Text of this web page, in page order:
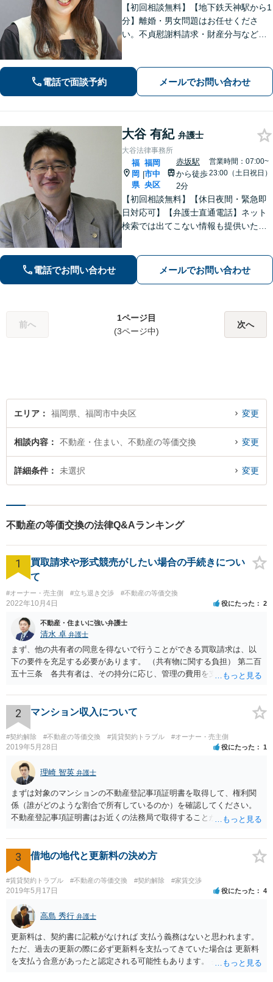
【初回相談無料】【地下鉄天神駅から1
分】離婚・男女問題はお任せくださ
い。不貞慰謝料請求・財産分与など金
ト。交通事故、企業法務のお困りごと
もご相談ください。
電話で面談予約 メールでお問い合わせ
大谷 有紀 弁護士
大谷法律事務所
福
岡
県
|
福岡
市中
央区
赤坂駅
から徒歩
2分
営業時間：07:00~
23:00（土日祝日）
【初回相談無料】【休日夜間・緊急即
日対応可】【弁護士直通電話】ネット
検索では出てこない情報も提供いたし
でも諦めずに是非一度ご相談くださ
い。【福岡市中央区赤坂駅徒歩２分】
電話でお問い合わせ メールでお問い合わせ
前へ
1ページ目
(3ページ中)
次へ
エリア 福岡県、福岡市中央区 変更
相談内容 不動産・住まい、不動産の等価交換 変更
詳細条件 未選択 変更
不動産の等価交換の法律Q&Aランキング
1
買取請求や形式競売がしたい場合の手続きについ
て
#オーナー・売主側 #立ち退き交渉 #不動産の等価交換
2022年10月4日 役にたった 2
不動産・住まいに強い弁護士
清水 卓 弁護士
まず、他の共有者の同意を得ないで行うことができる買取請求は、以
下の要件を充足する必要があります。 （共有物に関する負担） 第二百
五十三条 各共有者は、その持分に応じ、管理の費用を支払い、その
履行しないときは、他の共有者は、相当の償金を支払ってその者の持
分を取得することができる。 次に、共有物分割請求訴訟を提起した
場合、他の共有者と和解ができれば、その和解内容に基づき解決とな
り、和解ができなければ、判決による解決となります。 ただ、判決
による解決の場合も、ご事案に応じて分割の仕方などバリエーション
がいくつかあるため、一度、弁護士に直接相談し、アドバイスを受け
てみることもご検討下さい。
2 マンション収入について
#契約解除 #不動産の等価交換 #賃貸契約トラブル #オーナー・売主側
2019年5月28日 役にたった 1
理崎 智英 弁護士
まずは対象のマンションの不動産登記事項証明書を取得して、権利関
係（誰がどのような割合で所有しているのか）を確認してください。
不動産登記事項証明書はお近くの法務局で取得することが出来ます。
てたつをさんは権利をもっているので、相続分に応じた賃料収入をも
らう権利があります。
3 借地の地代と更新料の決め方
#賃貸契約トラブル #不動産の等価交換 #契約解除 #家賃交渉
2019年5月17日 役にたった 4
高島 秀行 弁護士
更新料は、契約書に記載がなければ 支払う義務はないと思われます。
ただ、過去の更新の際に必ず更新料を支払ってきていた場合は 更新料
を支払う合意があったと認定される可能性もあります。 弁護士に面談